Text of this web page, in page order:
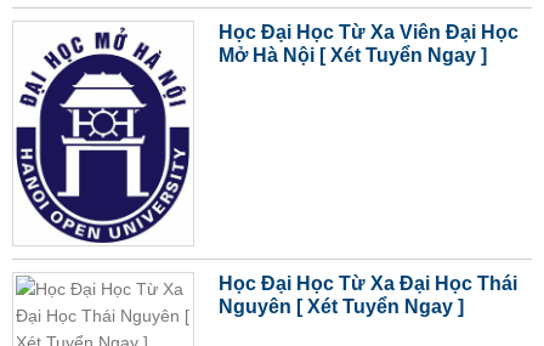
Học Đại Học Từ Xa Viên Đại Học
Mở Hà Nội [ Xét Tuyển Ngay ]
Học Đại Học Từ Xa Đại Học Thái
Nguyên [ Xét Tuyển Ngay ]